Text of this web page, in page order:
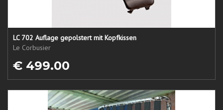
LC 702 Auflage gepolstert mit Kopfkissen
Le Corbusier
€ 499.00